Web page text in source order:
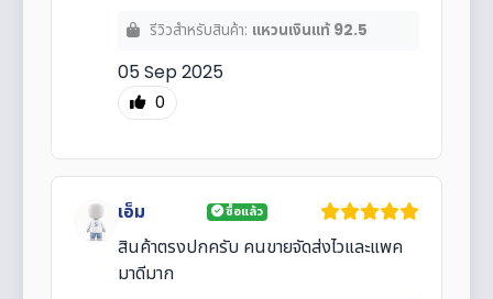
รีวิวสำหรับสินค้า: แหวนเงินแท้ 92.5
05 Sep 2025
0
เอ็ม ซื้อแล้ว
สินค้าตรงปกครับ คนขายจัดส่งไวและแพค
มาดีมาก